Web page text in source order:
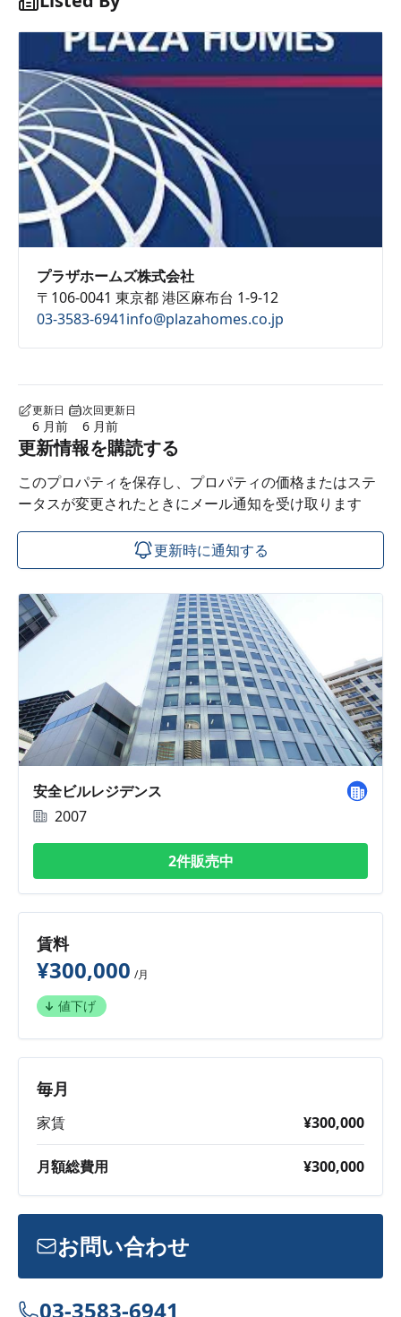
プラザホームズ株式会社
〒106-0041 東京都 港区麻布台 1-9-12
03-3583-6941info@plazahomes.co.jp
更新日
6 月前
次回更新日
6 月前
更新情報を購読する
このプロパティを保存し、プロパティの価格またはステ
ータスが変更されたときにメール通知を受け取ります
更新時に通知する
安全ビルレジデンス
2007
2件販売中
賃料
¥300,000 /月
値下げ
毎月
家賃 ¥300,000
月額総費用 ¥300,000
お問い合わせ
03-3583-6941